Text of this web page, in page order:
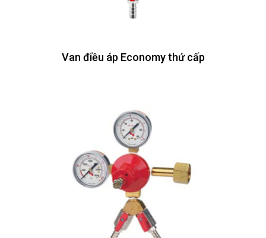
Van điều áp Economy thứ cấp